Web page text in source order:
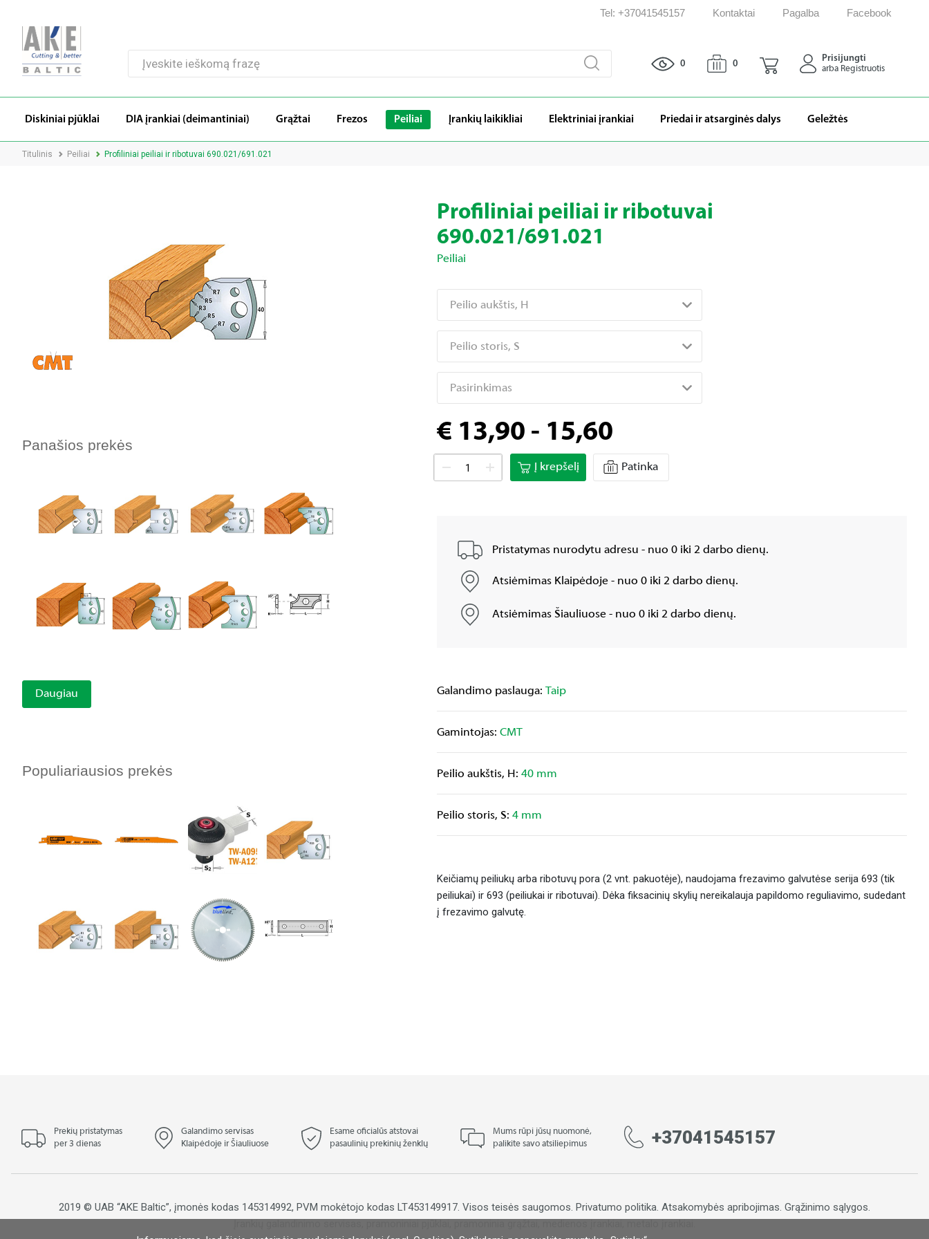
Tel: +37041545157 Kontaktai Pagalba Facebook
Diskiniai pjūklai DIA įrankiai (deimantiniai) Grąžtai Frezos Peiliai Įrankių laikikliai Elektriniai įrankiai Priedai ir atsarginės dalys Geležtės
0 0
Prisijungti
arba Registruotis
Titulinis Peiliai Profiliniai peiliai ir ribotuvai 690.021/691.021
Panašios prekės
Daugiau
Populiariausios prekės
Profiliniai peiliai ir ribotuvai
690.021/691.021
Peiliai
Peilio aukštis, H
Peilio storis, S
Pasirinkimas
€ 13,90 - 15,60
Į krepšelį Patinka
Pristatymas nurodytu adresu - nuo 0 iki 2 darbo dienų.
Atsiėmimas Klaipėdoje - nuo 0 iki 2 darbo dienų.
Atsiėmimas Šiauliuose - nuo 0 iki 2 darbo dienų.
Galandimo paslauga: Taip
Gamintojas: CMT
Peilio aukštis, H: 40 mm
Peilio storis, S: 4 mm
Keičiamų peiliukų arba ribotuvų pora (2 vnt. pakuotėje), naudojama frezavimo galvutėse serija 693 (tik
peiliukai) ir 693 (peiliukai ir ribotuvai). Dėka fiksacinių skylių nereikalauja papildomo reguliavimo, sudedant
į frezavimo galvutę.
Prekių pristatymas
per 3 dienas
Galandimo servisas
Klaipėdoje ir Šiauliuose
Esame oficialūs atstovai
pasaulinių prekinių ženklų
Mums rūpi jūsų nuomonė,
palikite savo atsiliepimus
+37041545157
2019 © UAB “AKE Baltic”, įmonės kodas 145314992, PVM mokėtojo kodas LT453149917. Visos teisės saugomos. Privatumo politika. Atsakomybės apribojimas. Grąžinimo sąlygos.